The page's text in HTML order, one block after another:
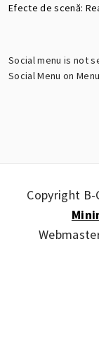
Efecte de scenă:
Social menu is not
Social Menu on
Copyright